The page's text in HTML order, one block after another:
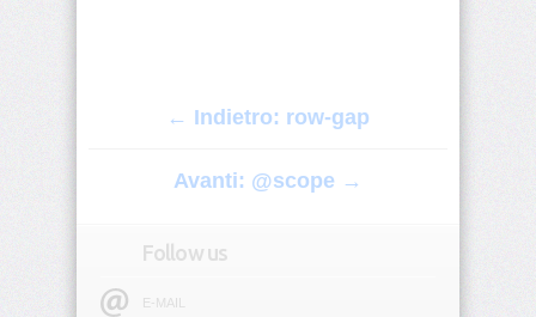
← Indietro: row-gap
Avanti: @scope →
Follow us
E-MAIL